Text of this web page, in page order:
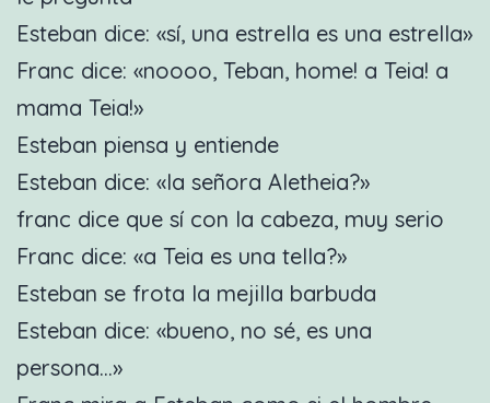
Esteban dice: «sí, una estrella es una estrella»
Franc dice: «noooo, Teban, home! a Teia! a
mama Teia!»
Esteban piensa y entiende
Esteban dice: «la señora Aletheia?»
franc dice que sí con la cabeza, muy serio
Franc dice: «a Teia es una tella?»
Esteban se frota la mejilla barbuda
Esteban dice: «bueno, no sé, es una
persona…»